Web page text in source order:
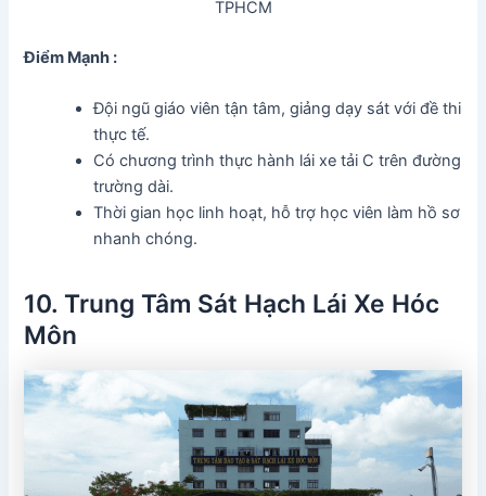
TPHCM
Điểm Mạnh :
Đội ngũ giáo viên tận tâm, giảng dạy sát với đề thi
thực tế.
Có chương trình thực hành lái xe tải C trên đường
trường dài.
Thời gian học linh hoạt, hỗ trợ học viên làm hồ sơ
nhanh chóng.
10. Trung Tâm Sát Hạch Lái Xe Hóc
Môn